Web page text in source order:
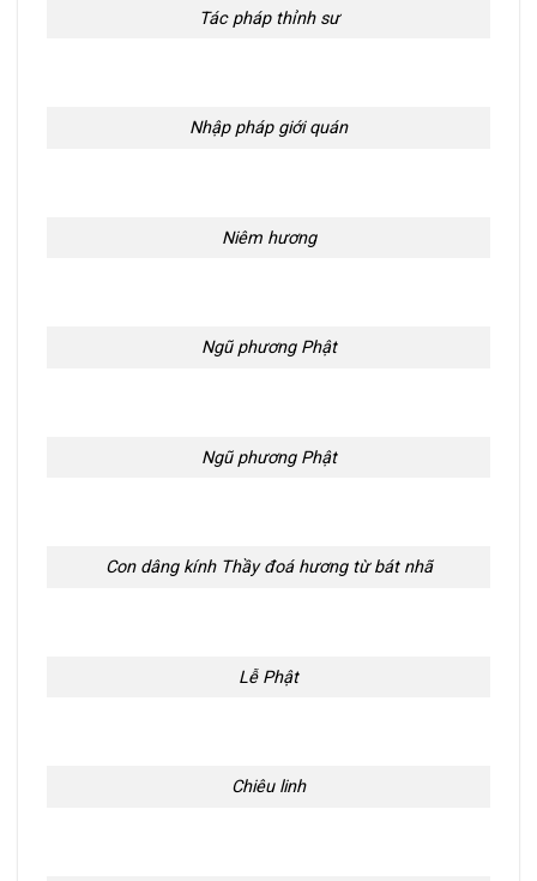
Tác pháp thỉnh sư
Nhập pháp giới quán
Niêm hương
Ngũ phương Phật
Ngũ phương Phật
Con dâng kính Thầy đoá hương từ bát nhã
Lễ Phật
Chiêu linh